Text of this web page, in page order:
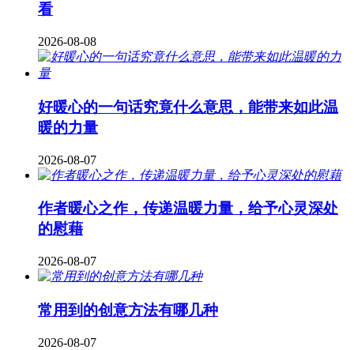
看
2026-08-08
好暖心的一句话究竟什么意思，能带来如此温
暖的力量
2026-08-07
作者暖心之作，传递温暖力量，给予心灵深处
的慰藉
2026-08-07
常用到的创意方法有哪几种
2026-08-07